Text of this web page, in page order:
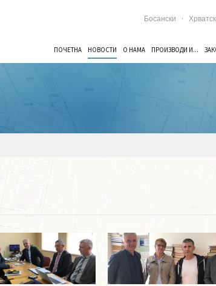
Босански
ПОЧЕТНА НОВОСТИ О НАМА ПРОИЗВОДИ И...
Опширније ... Опширније ...